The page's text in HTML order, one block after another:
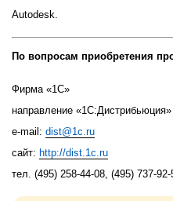
Вендоры
Партнерам
События
Сервисы для партнеров
1Cофт
Autodesk.
По вопросам приобретения
Фирма «1С»
направление «1С:Дистрибьюция»
e-mail : dist@1c.ru
сайт: http://dist.1c.ru
тел. (495) 258-44-08, (495) 737-92-